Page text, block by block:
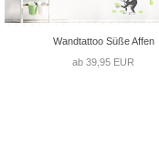
Wandtattoo Süße Affen
ab 39,95 EUR